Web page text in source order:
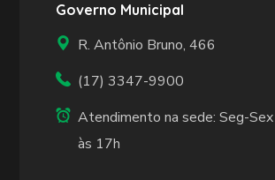
Governo Municipal
R. Antônio Bruno, 466
(17) 3347-9900
Atendimento na sede: Seg-
às 17h